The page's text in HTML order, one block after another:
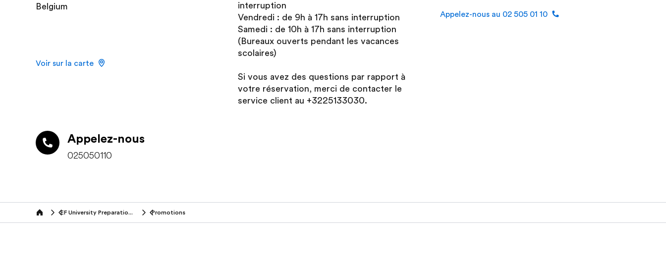
Belgium
Voir sur la carte
interruption
Vendredi : de 9h à 17h sans interruption
Samedi : de 10h à 17h sans interruption
(Bureaux ouverts pendant les vacances
scolaires)
Si vous avez des questions par rapport à
votre réservation, merci de contacter le
service client au +3225133030.
Appelez-nous au 02 505 01 10
Appelez-nous
025050110
Home EF University Preparation Abroad Promotions